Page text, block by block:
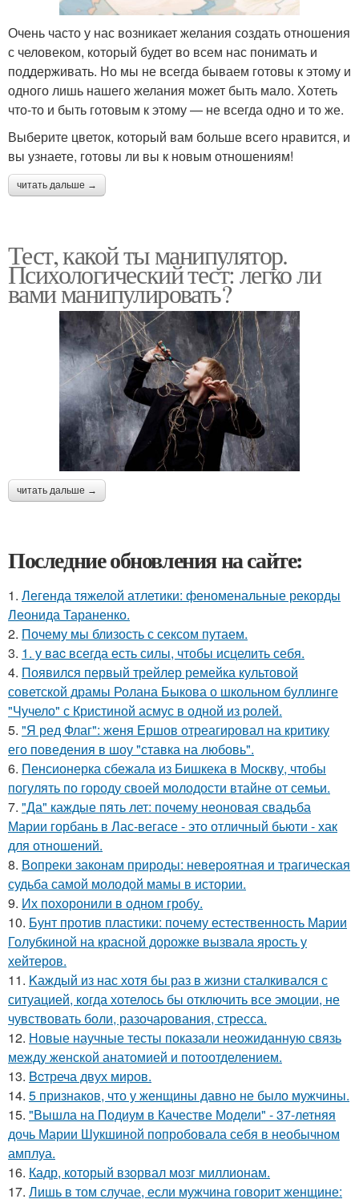
Очень часто у нас возникает желания создать отношения
с человеком, который будет во всем нас понимать и
поддерживать. Но мы не всегда бываем готовы к этому и
одного лишь нашего желания может быть мало. Хотеть
что-то и быть готовым к этому — не всегда одно и то же.
Выберите цветок, который вам больше всего нравится, и
вы узнаете, готовы ли вы к новым отношениям!
читать дальше →
Тест, какой ты манипулятор.
Психологический тест: легко ли
вами манипулировать?
читать дальше →
Последние обновления на сайте:
1. Легенда тяжелой атлетики: феноменальные рекорды
Леонида Тараненко.
2. Почему мы близость с сексом путаем.
3. 1. у вac всегда есть силы, чтобы исцелить себя.
4. Появился первый трейлер ремейка культовой
советской драмы Ролана Быкова о школьном буллинге
"Чучело" с Кристиной асмус в одной из ролей.
5. "Я ред Флаг": женя Ершов отреагировал на критику
его поведения в шоу "ставка на любовь".
6. Пенсионерка сбежала из Бишкека в Москву, чтобы
погулять по городу своей молодости втайне от семьи.
7. "Да" каждые пять лет: почему неоновая свадьба
Марии горбань в Лас-вегасе - это отличный бьюти - хак
для отношений.
8. Вопреки законам природы: невероятная и трагическая
судьба самой молодой мамы в истории.
9. Их похоронили в одном гробу.
10. Бунт против пластики: почему естественность Марии
Голубкиной на красной дорожке вызвала ярость у
хейтеров.
11. Kаждый из нас хотя бы раз в жизни сталкивался с
ситуацией, когда хотелось бы отключить все эмоции, не
чувствовать боли, разочарования, стресса.
12. Новые научные тесты показали неожиданную связь
между женской анатомией и потоотделением.
13. Bcтреча двух миров.
14. 5 признаков, что у женщины давно не было мужчины.
15. "Вышла на Подиум в Качестве Модели" - 37-летняя
дочь Марии Шукшиной попробовала себя в необычном
амплуа.
16. Кадр, который взорвал мозг миллионам.
17. Лишь в том случае, если мужчина говорит женщине: